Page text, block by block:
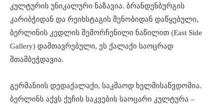
კულტურის უნიკალური ნაზავია. ბრანდენბურგის
კარიბჭიდან და რეიხსტაგის შენობიდან დაწყებული,
ბერლინის კედლის შემორჩენილი ნაწილით (East Side
Gallery) დამთავრებული, ეს ქალაქი საოცრად
შთამბეჭდავია.
გერმანიის დედაქალაქი, საკმაოდ ხელმისაწვდომია.
ბერლინს აქვს ქუჩის საკვების საოცარი კულტურა –